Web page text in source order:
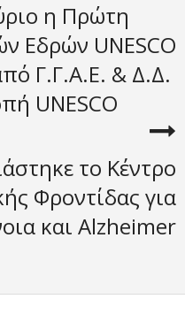
η Πρώτη
Εδρών UNESCO
Γ.Γ.Α.Ε. & Δ.Δ.
UNESCO
το Κέντρο
Φροντίδας για
και Alzheimer